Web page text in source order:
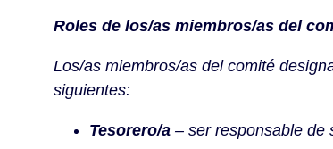
Roles de los/as miembros/as del
Los/as miembros/as del comité
siguientes:
Tesorero/a – ser responsable de